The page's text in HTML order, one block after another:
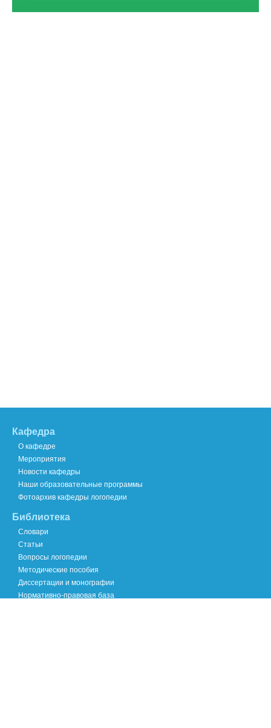
Кафедра
О кафедре
Мероприятия
Новости кафедры
Наши образовательные программы
Фотоархив кафедры логопедии
Библиотека
Словари
Статьи
Вопросы логопедии
Методические пособия
Диссертации и монографии
Нормативно-правовая база